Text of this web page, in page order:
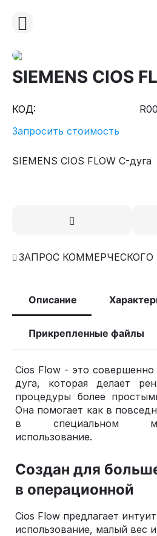
SIEMENS CIOS
КОД:
Запросить стоимость
SIEMENS CIOS FLOW C-дуга
ЗАПРОС
Описание
Прикрепленные файлы
Cios Flow - это
дуга, которая делает
процедуры более
Она помогает как в
в специальном
использование.
Создан для
в операционной
Cios Flow предлагает
использование, малый вес